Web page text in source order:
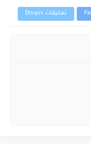
تعليقات Disqus